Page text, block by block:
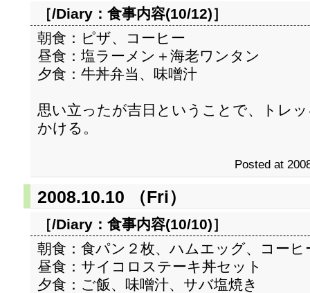
［/Diary： 食事内容(10/12)］
朝食：ピザ、コーヒー
昼食：塩ラーメン＋海老ワンタン
夕食：牛丼弁当、味噌汁
思い立ったが吉日ということで、トレ
かける。
Posted at
2008.10.10 （Fri）
［/Diary： 食事内容(10/10)］
朝食：食パン２枚、ハムエッグ、コーヒ
昼食：サイコロステーキ丼セット
夕食：ご飯、味噌汁、サバ塩焼き